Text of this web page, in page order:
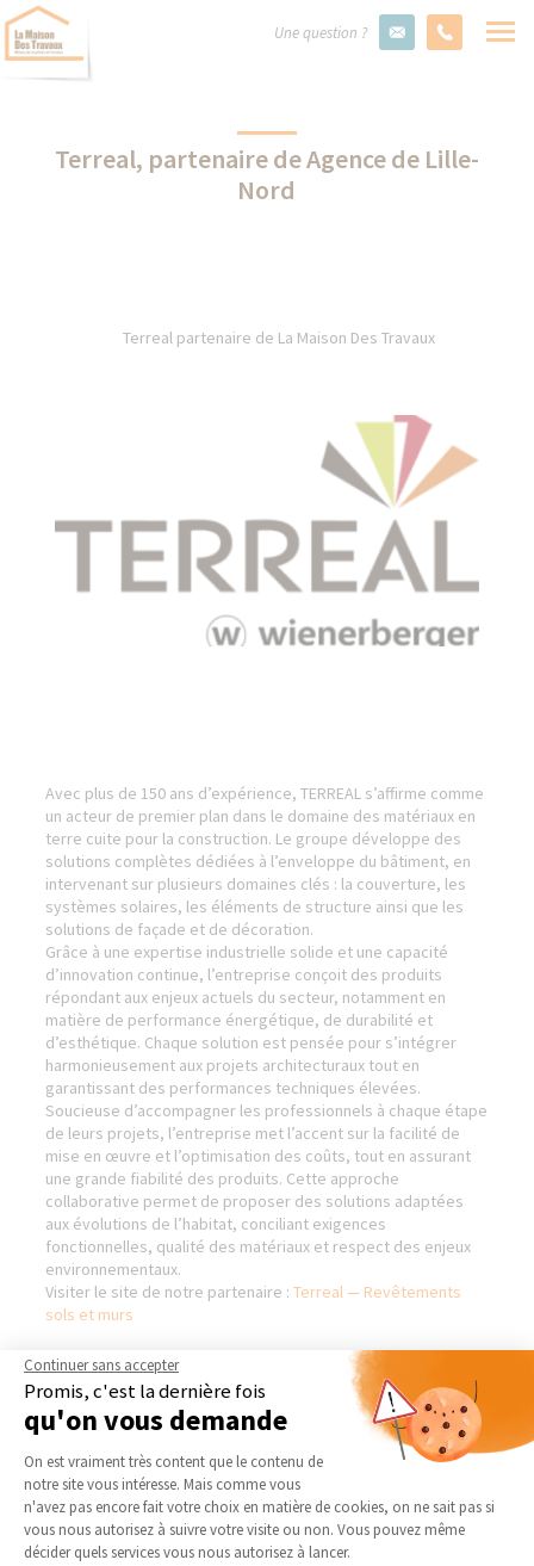
Une question ?
Terreal, partenaire de Agence de Lille-
Nord
Terreal partenaire de La Maison Des Travaux
Avec plus de 150 ans d’expérience, TERREAL s’affirme comme
un acteur de premier plan dans le domaine des matériaux en
terre cuite pour la construction. Le groupe développe des
solutions complètes dédiées à l’enveloppe du bâtiment, en
intervenant sur plusieurs domaines clés : la couverture, les
systèmes solaires, les éléments de structure ainsi que les
solutions de façade et de décoration.
Grâce à une expertise industrielle solide et une capacité
d’innovation continue, l’entreprise conçoit des produits
répondant aux enjeux actuels du secteur, notamment en
matière de performance énergétique, de durabilité et
d’esthétique. Chaque solution est pensée pour s’intégrer
harmonieusement aux projets architecturaux tout en
garantissant des performances techniques élevées.
Soucieuse d’accompagner les professionnels à chaque étape
de leurs projets, l’entreprise met l’accent sur la facilité de
mise en œuvre et l’optimisation des coûts, tout en assurant
une grande fiabilité des produits. Cette approche
collaborative permet de proposer des solutions adaptées
aux évolutions de l’habitat, conciliant exigences
fonctionnelles, qualité des matériaux et respect des enjeux
environnementaux.
Visiter le site de notre partenaire :Terreal — Revêtements
sols et murs
AGENCE DE LILLE-NORD
Qui sommes-nous
Actualités
Notre charte qualité
Partenaires
NOS DOMAINES
D’INTERVENTION
EXTENSION
RÉNOVATION INTÉRIEURE
TRAVAUX EXTÉRIEURS
Continuer sans accepter
Promis, c'est la dernière fois
qu'on vous demande
Plateforme de Gestion du
On est vraiment très content que le contenu de
notre site vous intéresse. Mais comme vous
n'avez pas encore fait votre choix en matière de cookies, on ne sait pas si
vous nous autorisez à suivre votre visite ou non. Vous pouvez même
décider quels services vous nous autorisez à lancer.
Axeptio consent